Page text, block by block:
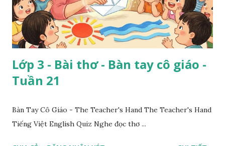
Lớp 3 - Bài thơ - Bàn tay cô giáo -
Tuần 21
Bàn Tay Cô Giáo - The Teacher's Hand The Teacher's Hand
Tiếng Việt English Quiz Nghe đọc thơ ...